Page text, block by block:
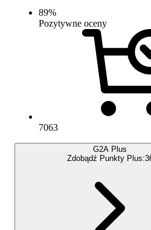
89%
Pozytywne oceny
7063
G2A Plus
Zdobądź Punkty Plus: